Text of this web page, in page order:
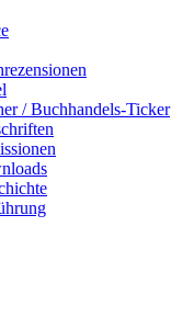
/ Buchhandels-Ticker